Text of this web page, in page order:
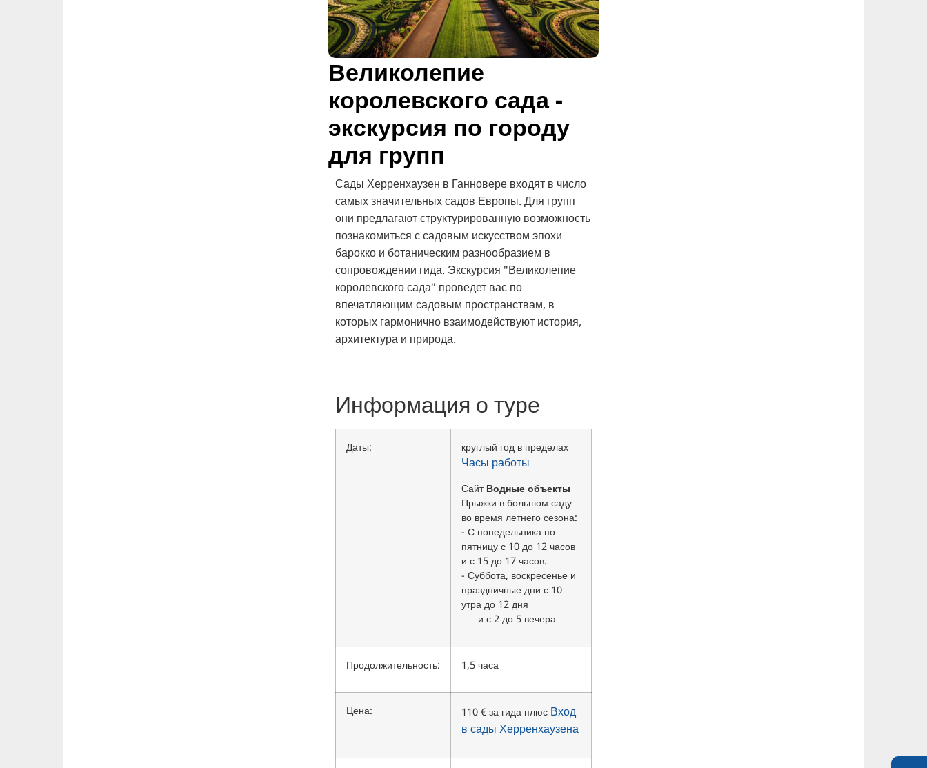
Великолепие
королевского сада -
экскурсия по городу
для групп
Сады Херренхаузен в Ганновере входят в число
самых значительных садов Европы. Для групп
они предлагают структурированную возможность
познакомиться с садовым искусством эпохи
барокко и ботаническим разнообразием в
сопровождении гида. Экскурсия "Великолепие
королевского сада" проведет вас по
впечатляющим садовым пространствам, в
которых гармонично взаимодействуют история,
архитектура и природа.
Информация о туре
Даты: круглый год в пределах
Часы работы
Сайт Водные объекты
Прыжки в большом саду
во время летнего сезона:
- С понедельника по
пятницу с 10 до 12 часов
и с 15 до 17 часов.
- Суббота, воскресенье и
праздничные дни с 10
утра до 12 дня
и с 2 до 5 вечера
Продолжительность: 1,5 часа
Цена: 110 € за гида плюс Вход
в сады Херренхаузена